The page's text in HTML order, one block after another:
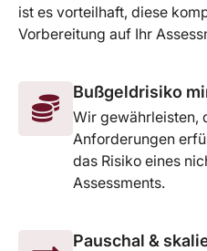
ist es vorteilhaft, diese
Vorbereitung auf Ihr
Bußgeldrisiko
Wir gewährleisten,
Anforderungen
das Risiko eines
Assessments.
Pauschal &